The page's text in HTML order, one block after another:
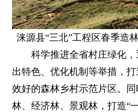
涞源县“三北”工程区春季造
科学推进全省村庄绿化
出特色、优化机制等举措，
效好的森林乡村示范片区。
林、经济林、景观林，打造“